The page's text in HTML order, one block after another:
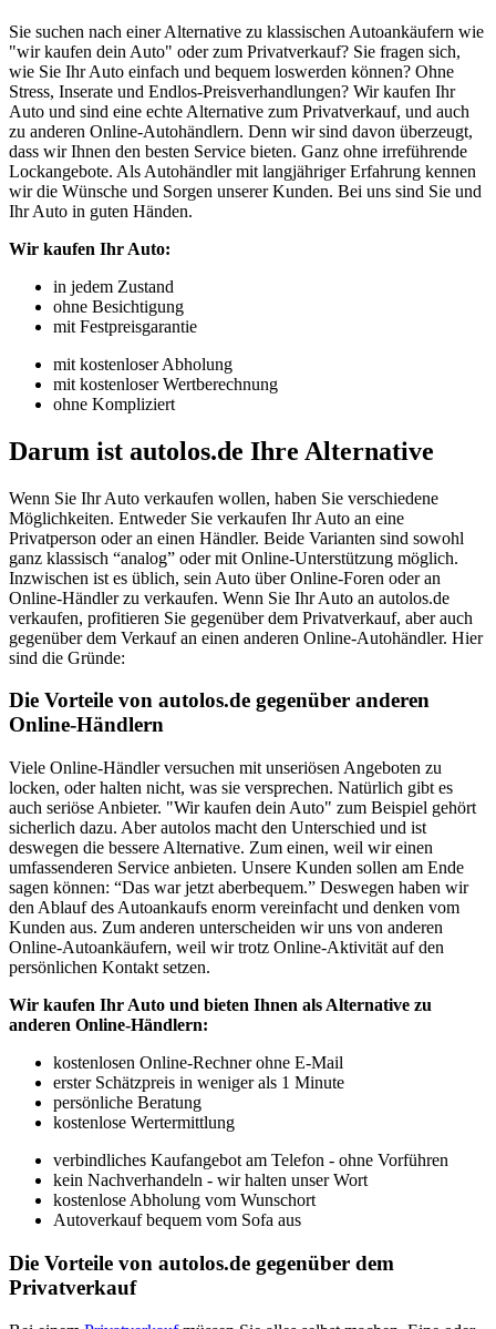
Sie suchen nach einer Alternative zu klassischen Autoankäufern wie
"wir kaufen dein Auto" oder zum Privatverkauf? Sie fragen sich,
wie Sie Ihr Auto einfach und bequem loswerden können? Ohne
Stress, Inserate und Endlos-Preisverhandlungen? Wir kaufen Ihr
Auto und sind eine echte Alternative zum Privatverkauf, und auch
zu anderen Online-Autohändlern. Denn wir sind davon überzeugt,
dass wir Ihnen den besten Service bieten. Ganz ohne irreführende
Lockangebote. Als Autohändler mit langjähriger Erfahrung kennen
wir die Wünsche und Sorgen unserer Kunden. Bei uns sind Sie und
Ihr Auto in guten Händen.
Wir kaufen Ihr Auto:
in jedem Zustand
ohne Besichtigung
mit Festpreisgarantie
mit kostenloser Abholung
mit kostenloser Wertberechnung
ohne Kompliziert
Darum ist autolos.de Ihre Alternative
Wenn Sie Ihr Auto verkaufen wollen, haben Sie verschiedene
Möglichkeiten. Entweder Sie verkaufen Ihr Auto an eine
Privatperson oder an einen Händler. Beide Varianten sind sowohl
ganz klassisch “analog” oder mit Online-Unterstützung möglich.
Inzwischen ist es üblich, sein Auto über Online-Foren oder an
Online-Händler zu verkaufen. Wenn Sie Ihr Auto an autolos.de
verkaufen, profitieren Sie gegenüber dem Privatverkauf, aber auch
gegenüber dem Verkauf an einen anderen Online-Autohändler. Hier
sind die Gründe:
Die Vorteile von autolos.de gegenüber anderen
Online-Händlern
Viele Online-Händler versuchen mit unseriösen Angeboten zu
locken, oder halten nicht, was sie versprechen. Natürlich gibt es
auch seriöse Anbieter. "Wir kaufen dein Auto" zum Beispiel gehört
sicherlich dazu. Aber autolos macht den Unterschied und ist
deswegen die bessere Alternative. Zum einen, weil wir einen
umfassenderen Service anbieten. Unsere Kunden sollen am Ende
sagen können: “Das war jetzt aberbequem.” Deswegen haben wir
den Ablauf des Autoankaufs enorm vereinfacht und denken vom
Kunden aus. Zum anderen unterscheiden wir uns von anderen
Online-Autoankäufern, weil wir trotz Online-Aktivität auf den
persönlichen Kontakt setzen.
Wir kaufen Ihr Auto und bieten Ihnen als Alternative zu
anderen Online-Händlern:
kostenlosen Online-Rechner ohne E-Mail
erster Schätzpreis in weniger als 1 Minute
persönliche Beratung
kostenlose Wertermittlung
verbindliches Kaufangebot am Telefon - ohne Vorführen
kein Nachverhandeln - wir halten unser Wort
kostenlose Abholung vom Wunschort
Autoverkauf bequem vom Sofa aus
Die Vorteile von autolos.de gegenüber dem
Privatverkauf